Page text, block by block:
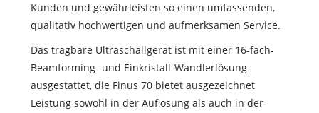
Kunden und gewährleisten so einen umfassenden,
qualitativ hochwertigen und aufmerksamen Service.
Das tragbare Ultraschallgerät ist mit einer 16-fach-
Beamforming- und Einkristall-Wandlerlösung
ausgestattet, die Finus 70 bietet ausgezeichnet
Leistung sowohl in der Auflösung als auch in der